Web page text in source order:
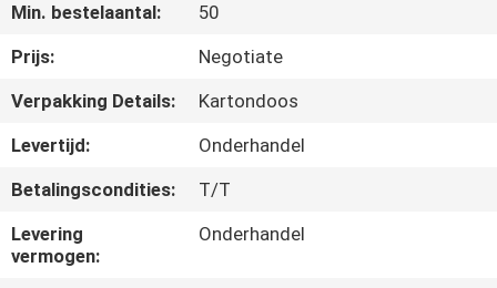
CONTACTEER
ONS
VERZOEK
OM
EEN
CITAAT
Min. bestelaantal:
50
Prijs:
Negotiate
Verpakking Details:
Kartondoos
Levertijd:
Onderhandel
Betalingscondities:
T/T
Levering
vermogen:
Onderhandel